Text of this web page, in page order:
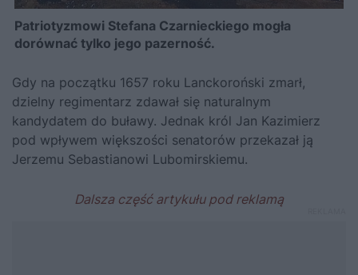
Patriotyzmowi Stefana Czarnieckiego mogła
dorównać tylko jego pazerność.
Gdy na początku 1657 roku Lanckoroński zmarł,
dzielny regimentarz zdawał się naturalnym
kandydatem do buławy. Jednak król Jan Kazimierz
pod wpływem większości senatorów przekazał ją
Jerzemu Sebastianowi Lubomirskiemu.